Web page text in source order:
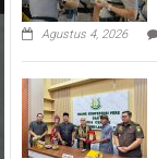
Agustus 4, 2026